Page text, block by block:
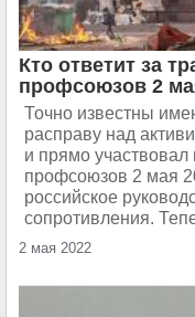
Кто ответит за
профсоюзов 2
Точно известны
расправу над
и прямо
профсоюзов 2 мая
российское
сопротивления.
2 мая 2022